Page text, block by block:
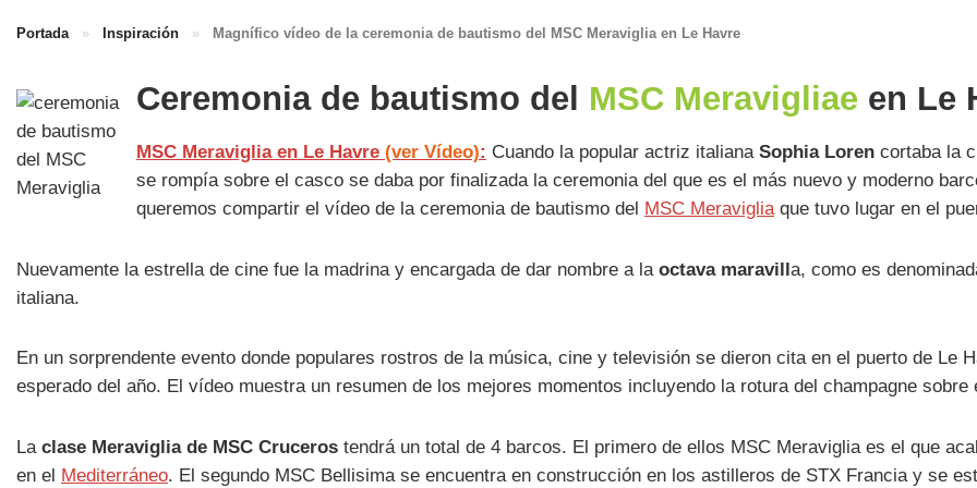
Portada » Inspiración » Magnífico vídeo de la ceremonia de bautismo del MSC Meraviglia en Le Havre
Ceremonia de bautismo del MSC Meravigliae en Le
MSC Meraviglia en Le Havre (ver Vídeo): Cuando la popular actriz italiana Sophia Loren cortaba la
se rompía sobre el casco se daba por finalizada la ceremonia del que es el más nuevo y moderno
queremos compartir el vídeo de la ceremonia de bautismo del MSC Meravigliaque tuvo lugar en el
Nuevamente la estrella de cine fue la madrina y encargada de dar nombre a la octava maravilla, como es
italiana.
En un sorprendente evento donde populares rostros de la música, cine y televisión se dieron cita en el puerto de Le
esperado del año. El vídeo muestra un resumen de los mejores momentos incluyendo la rotura del champagne
La clase Meraviglia de MSC Cruceros tendrá un total de 4 barcos. El primero de ellos MSC Meraviglia es el que
en el Mediterráneo. El segundo MSC Bellisima se encuentra en construcción en los astilleros de STX Francia y se